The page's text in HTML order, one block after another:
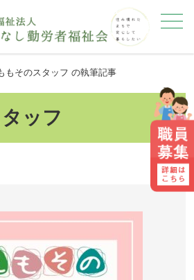
メニュー
もそのスタッフ の執筆記事
ッフ